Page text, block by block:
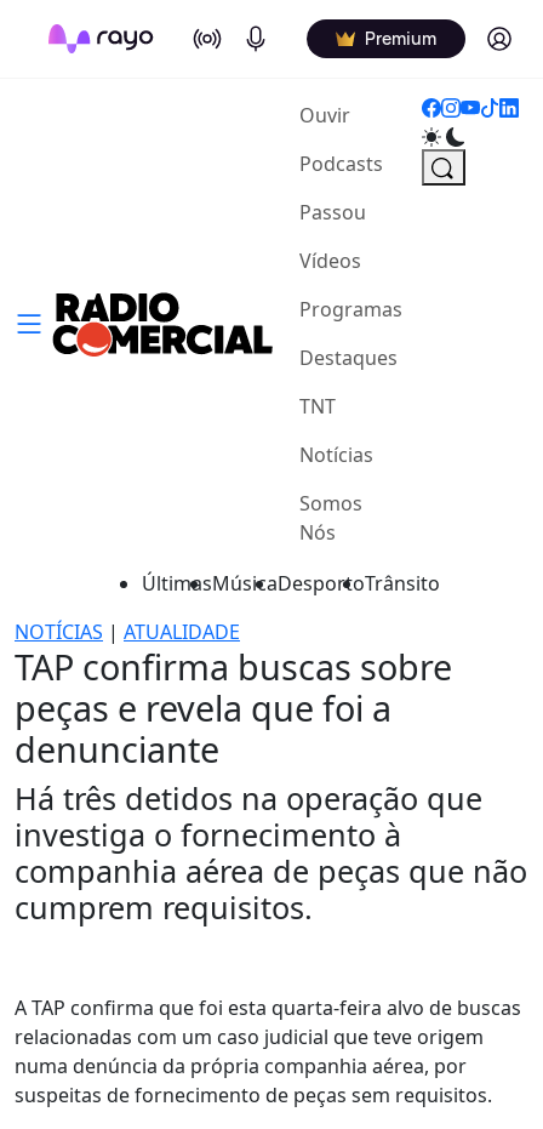
On Air Podcasts Premium Log in
Ouvir(current)
Podcasts
Passou
Vídeos
Programas
Destaques
TNT
Notícias
Somos
Nós
ÚltimasMúsicaDesportoTrânsito
NOTÍCIAS | ATUALIDADE
TAP confirma buscas sobre
peças e revela que foi a
denunciante
Há três detidos na operação que
investiga o fornecimento à
companhia aérea de peças que não
cumprem requisitos.
A TAP confirma que foi esta quarta-feira alvo de buscas
relacionadas com um caso judicial que teve origem
numa denúncia da própria companhia aérea, por
suspeitas de fornecimento de peças sem requisitos.